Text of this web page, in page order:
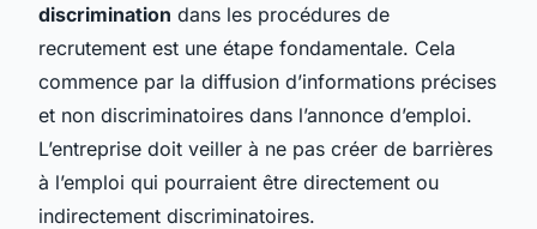
discrimination dans les procédures de
recrutement est une étape fondamentale. Cela
commence par la diffusion d’informations précises
et non discriminatoires dans l’annonce d’emploi.
L’entreprise doit veiller à ne pas créer de barrières
à l’emploi qui pourraient être directement ou
indirectement discriminatoires.